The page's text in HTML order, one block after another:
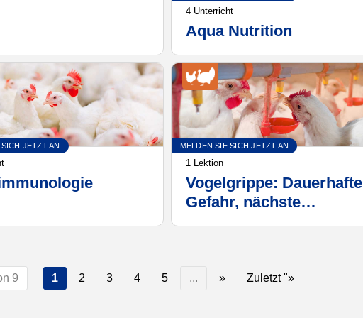
und der
von
im Einklang mit
Health-Konzept.
Ansatz.
4 Unterricht
Aqua Nutrition
JETZT AN MELDEN SIE SICH JETZT AN
1 Lektion
Vogelgrippe: Dauerhafte
Gefahr, nächste
9 1 2 3 4 5 ... » Zuletzt "»